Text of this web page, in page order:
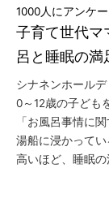
子育て世代
呂と睡眠の満
1000人にアンケー
シナネンホール
0～12歳の子ども
「お風呂事情に
湯船に浸かって
高いほど、睡眠の